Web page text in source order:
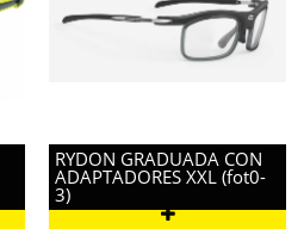
RYDON GRADUADA CON
ADAPTADORES XXL (fot0-
3)